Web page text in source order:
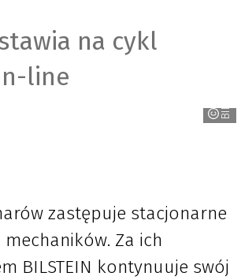
stawia na cykl
line
BILSTEIN
zastępuje stacjonarne
Za ich
BILSTEIN kontynuuje swój